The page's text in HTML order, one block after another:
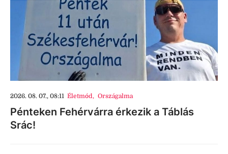
2026. 08. 07., 08:11 Életmód, Országalma
Pénteken Fehérvárra érkezik a Táblás
Srác!